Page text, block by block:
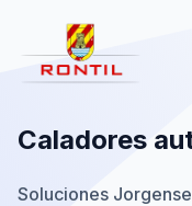
Caladores
Soluciones